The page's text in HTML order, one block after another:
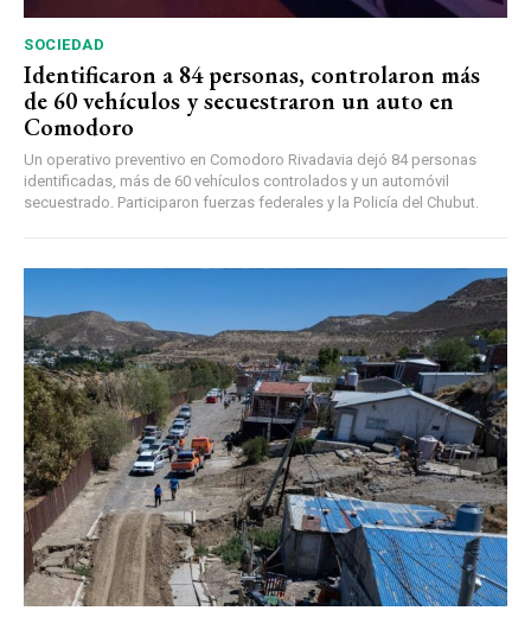
SOCIEDAD
Identificaron a 84 personas, controlaron más
de 60 vehículos y secuestraron un auto en
Comodoro
Un operativo preventivo en Comodoro Rivadavia dejó 84 personas
identificadas, más de 60 vehículos controlados y un automóvil
secuestrado. Participaron fuerzas federales y la Policía del Chubut.